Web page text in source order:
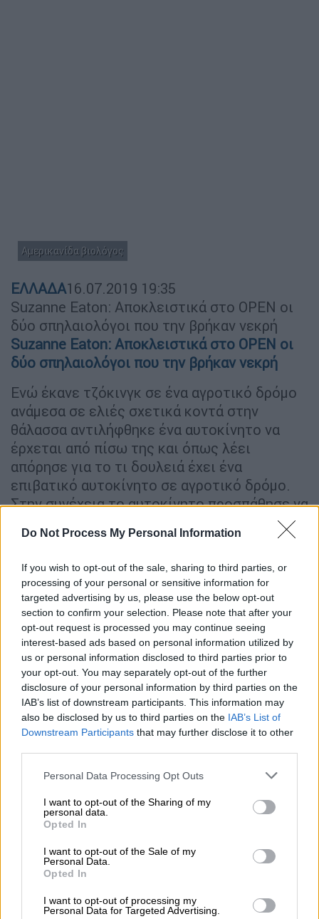
Do Not Process My Personal Information
If you wish to opt-out of the sale, sharing to third parties, or
processing of your personal or sensitive information for
targeted advertising by us, please use the below opt-out
section to confirm your selection. Please note that after your
opt-out request is processed you may continue seeing
interest-based ads based on personal information utilized by
us or personal information disclosed to third parties prior to
your opt-out. You may separately opt-out of the further
disclosure of your personal information by third parties on the
IAB’s list of downstream participants. This information may
also be disclosed by us to third parties on the IAB’s List of
Downstream Participants that may further disclose it to other
Please note that this website/app uses one or more Google
not limited to your visit or usage behaviour. You may click to
grant or deny consent to Google and its third-party tags to
use your data for below specified purposes in below Google
consent section.
Personal Data Processing Opt Outs
I want to opt-out of the Sharing of my
personal data.
Opted In
I want to opt-out of the Sale of my
Personal Data.
Opted In
I want to opt-out of processing my
Personal Data for Targeted Advertising.
Αμερικανίδα βιολόγος
ΕΛΛΑΔΑ16.07.2019 19:35
Suzanne Eaton: Αποκλειστικά στο OPEN οι
δύο σπηλαιολόγοι που την βρήκαν νεκρή
Suzanne Eaton: Αποκλειστικά στο OPEN οι
δύο σπηλαιολόγοι που την βρήκαν νεκρή
Ενώ έκανε τζόκινγκ σε ένα αγροτικό δρόμο
ανάμεσα σε ελιές σχετικά κοντά στην
θάλασσα αντιλήφθηκε ένα αυτοκίνητο να
έρχεται από πίσω της και όπως λέει
απόρησε για το τι δουλειά έχει ένα
επιβατικό αυτοκίνητο σε αγροτικό δρόμο.
Στην συνέχεια το αυτοκίνητο προσπάθησε να
πέσει επάνω της και όπως αντιλήφτηκε ο
άγνωστος οδηγός προσπάθησε επίτηδες να
aftokinito-27xronos-suzzane-eaton-2.jpg
«Μου επιτέθηκε με το αυτοκίνητο» δηλώνει
χαρακτηριστικά. Η κοπέλα αναφέρει ότι
επειδή ήταν πολύ στενός ο δρόμος και πολύ
κακό το οδόστρωμα το αμάξι δεν μπόρεσε να
αναπτύξει ταχύτητα, οπότε κατάφερε να το
αποφύγει πηδώντας μέσα στα δέντρα, ενώ
πόδια. Το αυτοκίνητο την προσπέρασε,